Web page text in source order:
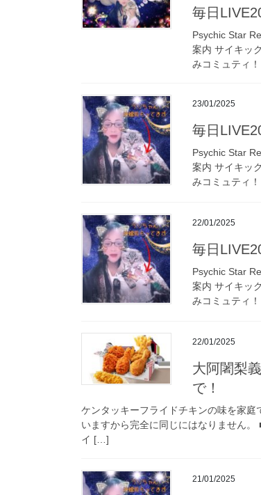
毎日
Psychic Star
案内 サイキッ
みコミュティ
23/01/2025
毎日
Psychic Star
案内 サイキッ
みコミュティ
22/01/2025
毎日
Psychic Star
案内 サイキッ
みコミュティ
22/01/2025
大阿闍梨
で！
ケンタッキーフライドチキンの味を家
いますから完全に同じにはなりません
イ […]
21/01/2025